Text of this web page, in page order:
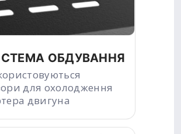
ОБДУВАННЯ
для охолодження
двигуна